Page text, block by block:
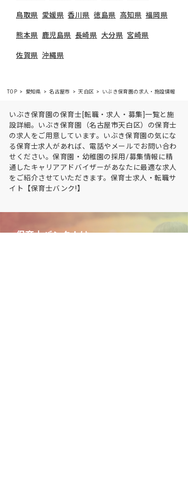
鳥取県 愛媛県 香川県 徳島県 高知県 福岡県
熊本県 鹿児島県 長崎県 大分県 宮崎県
佐賀県 沖縄県
TOP 愛知県 名古屋市 天白区 いぶき保育園の求人・施設情報
いぶき保育園の保育士[転職・求人・募集]一覧と施
設詳細。いぶき保育園（名古屋市天白区）の保育士
の求人をご用意しています。いぶき保育園の気にな
る保育士求人があれば、電話やメールでお問い合わ
せください。保育園・幼稚園の採用/募集情報に精
通したキャリアアドバイザーがあなたに最適な求人
をご紹介させていただきます。保育士求人・転職サ
イト【保育士バンク!】
保育士バンク！は